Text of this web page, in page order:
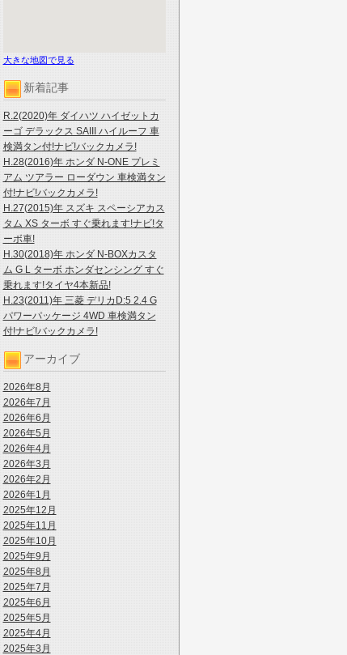
大きな地図で見る
新着記事
R.2(2020)年 ダイハツ ハイゼットカ
ーゴ デラックス SAIII ハイルーフ 車
検満タン付!ナビ!バックカメラ!
H.28(2016)年 ホンダ N-ONE プレミ
アム ツアラー ローダウン 車検満タン
付!ナビ!バックカメラ!
H.27(2015)年 スズキ スペーシアカス
タム XS ターボ すぐ乗れます!ナビ!タ
ーボ車!
H.30(2018)年 ホンダ N-BOXカスタ
ム G L ターボ ホンダセンシング すぐ
乗れます!タイヤ4本新品!
H.23(2011)年 三菱 デリカD:5 2.4 G
パワーパッケージ 4WD 車検満タン
付!ナビ!バックカメラ!
アーカイブ
2026年8月
2026年7月
2026年6月
2026年5月
2026年4月
2026年3月
2026年2月
2026年1月
2025年12月
2025年11月
2025年10月
2025年9月
2025年8月
2025年7月
2025年6月
2025年5月
2025年4月
2025年3月